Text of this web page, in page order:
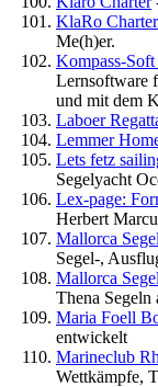
KlaRo
Me(h)er.
Kompass-
Lernsoftware
und mit dem
Laboer
Lemmer
Lets fetz
Segelyacht
Lex-page:
Herbert
Mallorca
Segel-,
Mallorca
Thena
Maria Foell
entwickelt
Marineclub
Wettkämpfe,